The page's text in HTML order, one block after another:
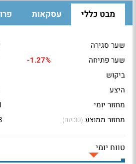
מבט כללי עסקאות
שער סגירה
שער פתיחה
-1.27%
ביקוש
היצע
מחזור יומי
מחזור ממוצע (30 יום)
טווח יומי